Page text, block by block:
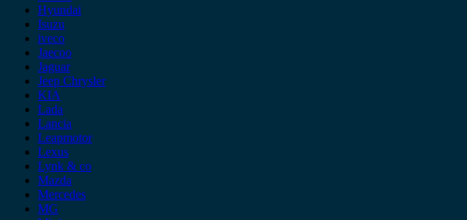
Hyundai
Isuzu
iveco
Jaecoo
Jaguar
Jeep Chrysler
KIA
Lada
Lancia
Leapmotor
Lexus
Lynk & co
Mazda
Mercedes
MG